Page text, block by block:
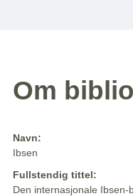
Om
Navn:
Ibsen
Fullstendig tittel:
Den internasjonale Ibsen-